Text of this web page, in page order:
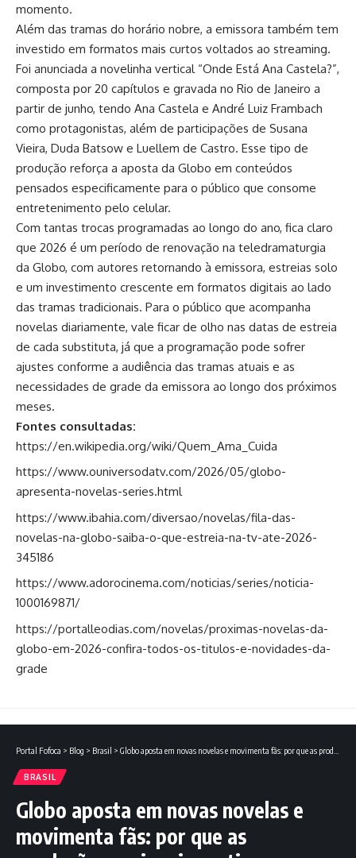
momento.
Além das tramas do horário nobre, a emissora também tem
investido em formatos mais curtos voltados ao streaming.
Foi anunciada a novelinha vertical “Onde Está Ana Castela?”,
composta por 20 capítulos e gravada no Rio de Janeiro a
partir de junho, tendo Ana Castela e André Luiz Frambach
como protagonistas, além de participações de Susana
Vieira, Duda Batsow e Luellem de Castro. Esse tipo de
produção reforça a aposta da Globo em conteúdos
pensados especificamente para o público que consome
entretenimento pelo celular.
Com tantas trocas programadas ao longo do ano, fica claro
que 2026 é um período de renovação na teledramaturgia
da Globo, com autores retornando à emissora, estreias solo
e um investimento crescente em formatos digitais ao lado
das tramas tradicionais. Para o público que acompanha
novelas diariamente, vale ficar de olho nas datas de estreia
de cada substituta, já que a programação pode sofrer
ajustes conforme a audiência das tramas atuais e as
necessidades de grade da emissora ao longo dos próximos
meses.
Fontes consultadas:
https://en.wikipedia.org/wiki/Quem_Ama_Cuida
https://www.ouniversodatv.com/2026/05/globo-
apresenta-novelas-series.html
https://www.ibahia.com/diversao/novelas/fila-das-
novelas-na-globo-saiba-o-que-estreia-na-tv-ate-2026-
345186
https://www.adorocinema.com/noticias/series/noticia-
1000169871/
https://portalleodias.com/novelas/proximas-novelas-da-
globo-em-2026-confira-todos-os-titulos-e-novidades-da-
grade
Portal Fofoca > Blog > Brasil > Globo aposta em novas novelas e movimenta fãs: por que as produções nacionais continuam dominando as conversas?
BRASIL
Globo aposta em novas novelas e
movimenta fãs: por que as